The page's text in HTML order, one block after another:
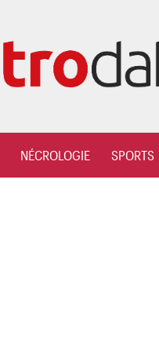
NÉCROLOGIE SPORTS